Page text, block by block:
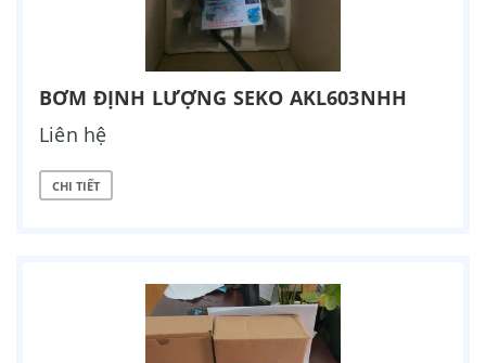
BƠM ĐỊNH LƯỢNG SEKO AKL603NHH
Liên hệ
CHI TIẾT